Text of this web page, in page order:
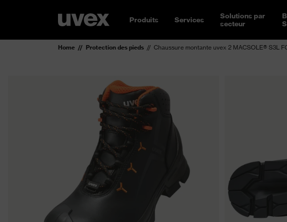
Produits Services
Solutions par
secteur
Home Protection des pieds Chaussure montante uvex 2 MACSOLE® S3L